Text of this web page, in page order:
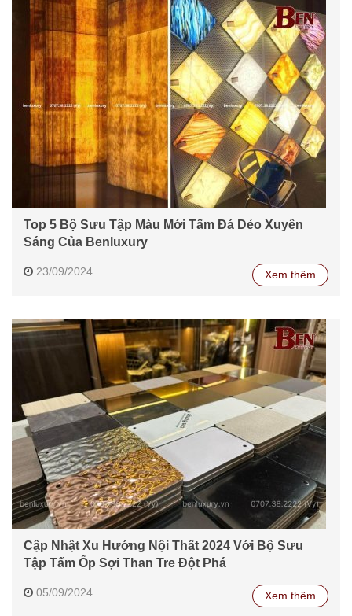
Top 5 Bộ Sưu Tập Màu Mới Tấm Đá Dẻo Xuyên
Sáng Của Benluxury
23/09/2024 Xem thêm
Cập Nhật Xu Hướng Nội Thất 2024 Với Bộ Sưu
Tập Tấm Ốp Sợi Than Tre Đột Phá
05/09/2024 Xem thêm